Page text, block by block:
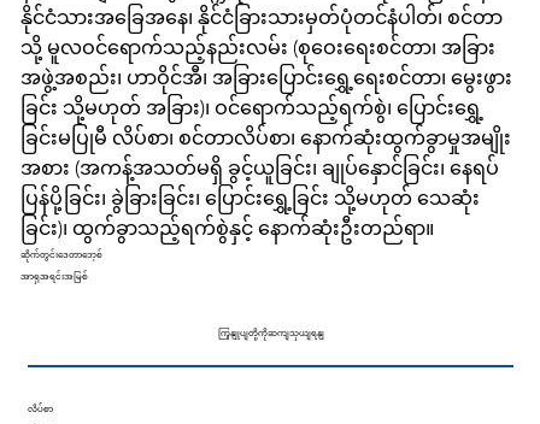
နိုင်ငံသားအခြေအနေ၊ နိုင်ငံခြားသားမှတ်ပုံတင်နံပါတ်၊ စင်တာ
သို့ မူလဝင်ရောက်သည့်နည်းလမ်း (စုဝေးရေးစင်တာ၊ အခြား
အဖွဲ့အစည်း၊ ဟာဝိုင်အီ၊ အခြားပြောင်းရွှေ့ရေးစင်တာ၊ မွေးဖွား
ခြင်း သို့မဟုတ် အခြား)၊ ဝင်ရောက်သည့်ရက်စွဲ၊ ပြောင်းရွှေ့
ခြင်းမပြုမီ လိပ်စာ၊ စင်တာလိပ်စာ၊ နောက်ဆုံးထွက်ခွာမှုအမျိုး
အစား (အကန့်အသတ်မရှိ ခွင့်ယူခြင်း၊ ချုပ်နှောင်ခြင်း၊ နေရပ်
ပြန်ပို့ခြင်း၊ ခွဲခြားခြင်း၊ ပြောင်းရွှေ့ခြင်း သို့မဟုတ် သေဆုံး
ခြင်း)၊ ထွက်ခွာသည့်ရက်စွဲနှင့် နောက်ဆုံးဦးတည်ရာ။
ဆိုက်တွင်းဒေတာဘေ့စ်
အာရှအရင်းအမြစ်
လိပ်စာ
ကြှနျုပျတို့ကိုဆကျသှယျရနျ